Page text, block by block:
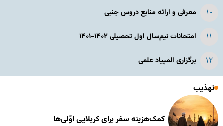
معرفی و ارائه منابع دروس جنبی
امتحانات نیم‌سال اول تحصیلی ۱۴۰۲-۱۴۰۱
برگزاری المپیاد علمی
تهذیب
کمک‌هزینه سفر برای کربلایی اوّلی‌ها